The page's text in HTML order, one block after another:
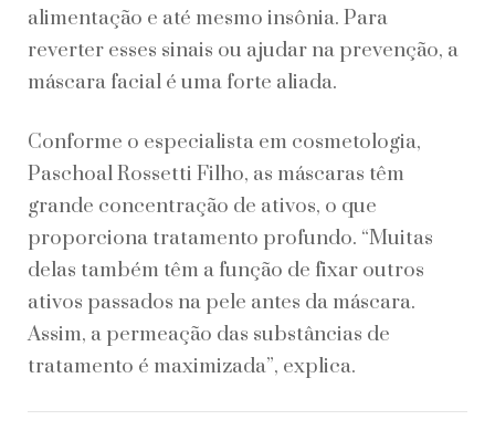
alimentação e até mesmo insônia. Para
reverter esses sinais ou ajudar na prevenção, a
máscara facial é uma forte aliada.
Conforme o especialista em cosmetologia,
Paschoal Rossetti Filho, as máscaras têm
grande concentração de ativos, o que
proporciona tratamento profundo. “Muitas
delas também têm a função de fixar outros
ativos passados na pele antes da máscara.
Assim, a permeação das substâncias de
tratamento é maximizada”, explica.